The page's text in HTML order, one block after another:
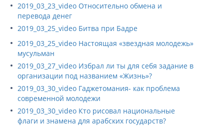
2019_03_23_video Относительно обмена и
перевода денег
2019_03_25_video Битва при Бадре
2019_03_25_video Настоящая «звездная молодежь»
мусульман
2019_03_27_video Избрал ли ты для себя задание в
организации под названием «Жизнь»?
2019_03_30_video Гаджетомания- как проблема
современной молодежи
2019_03_30_video Кто рисовал национальные
флаги и знамена для арабских государств?